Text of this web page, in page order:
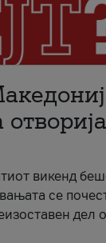
викенд
се
дел